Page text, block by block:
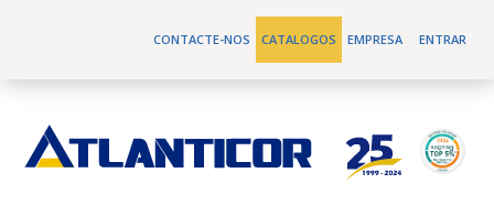
ENTRAR
EMPRESA
CATALOGOS
CONTACTE-NOS